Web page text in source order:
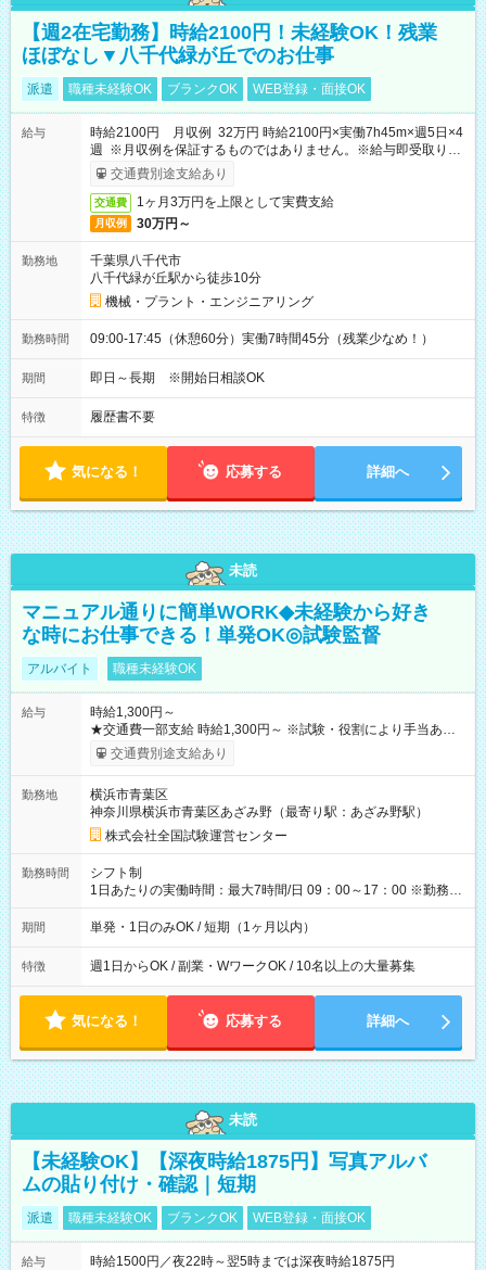
【週2在宅勤務】時給2100円！未経験OK！残業
ほぼなし▼八千代緑が丘でのお仕事
派遣 職種未経験OK ブランクOK WEB登録・面接OK
給与
時給2100円 月収例 32万円 時給2100円×実働7h45m×週5日×4
週 ※月収例を保証するものではありません。※給与即受取りサ
ービス利用可（利用条件有）
交通費別途支給あり
交通費 1ヶ月3万円を上限として実費支給
月収例 30万円～
勤務地
千葉県八千代市
八千代緑が丘駅から徒歩10分
機械・プラント・エンジニアリング
勤務時間 09:00-17:45（休憩60分）実働7時間45分（残業少なめ！）
期間 即日～長期 ※開始日相談OK
特徴 履歴書不要
気になる！ 応募する 詳細へ
未読
マニュアル通りに簡単WORK◆未経験から好き
な時にお仕事できる！単発OK◎試験監督
アルバイト 職種未経験OK
給与
時給1,300円～
★交通費一部支給 時給1,300円～ ※試験・役割により手当あり
※勤務回数により昇給あり 【即給（前払い）オプションあ
り！】 希望される場合、勤務から1週間ほどで給与の一部を受け
例】 ・河合塾模擬試験 8:30～17:30（休憩1時間） 時給1,300円
×8時間＝日収10,400円＋交通費 ※当日の役割により時給＋100
円の場合あり ・国家試験 7:00～13:30（休憩なし） 時給1,300
円（役割手当＋100円）×6時間＝日収8,400円＋交通費 【試用期
間】試用期間なし
交通費別途支給あり
勤務地
横浜市青葉区
神奈川県横浜市青葉区あざみ野（最寄り駅：あざみ野駅）
株式会社全国試験運営センター
勤務時間
シフト制
1日あたりの実働時間：最大7時間/日 09：00～17：00 ※勤務時
間は 試験により異なります。
期間 単発・1日のみOK / 短期（1ヶ月以内）
特徴 週1日からOK / 副業・WワークOK / 10名以上の大量募集
気になる！ 応募する 詳細へ
未読
【未経験OK】【深夜時給1875円】写真アルバ
ムの貼り付け・確認｜短期
派遣 職種未経験OK ブランクOK WEB登録・面接OK
給与 時給1500円／夜22時～翌5時までは深夜時給1875円